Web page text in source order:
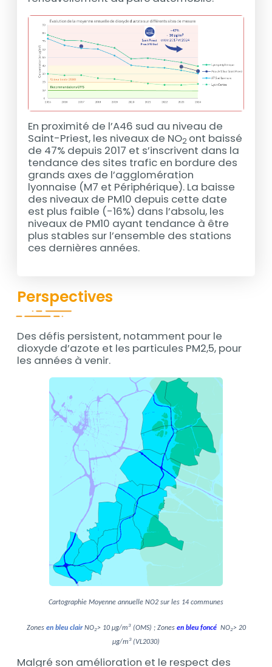
En proximité de l’A46 sud au niveau de
Saint-Priest, les niveaux de NO2 ont baissé
de 47% depuis 2017 et s’inscrivent dans la
tendance des sites trafic en bordure des
grands axes de l’agglomération
lyonnaise (M7 et Périphérique). La baisse
des niveaux de PM10 depuis cette date
est plus faible (-16%) dans l’absolu, les
niveaux de PM10 ayant tendance à être
plus stables sur l’ensemble des stations
ces dernières années.
Perspectives
Contenu
Des défis persistent, notamment pour le
dioxyde d’azote et les particules PM2,5, pour
les années à venir.
Cartographie Moyenne annuelle NO2 sur les 14 communes
Zones en bleu clairNO2> 10 µg/m3(OMS) ; Zones en bleu foncéNO2> 20
µg/m3 (VL2030)
Malgré son amélioration et le respect des